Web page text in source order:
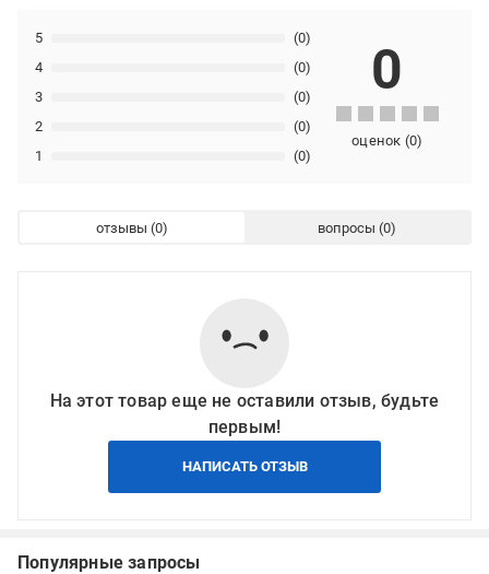
1 (0)
2 (0)
3 (0)
4 (0)
5 (0)
0
оценок (0)
отзывы вопросы
На этот товар еще не оставили отзыв, будьте
первым!
НАПИСАТЬ ОТЗЫВ
Популярные запросы